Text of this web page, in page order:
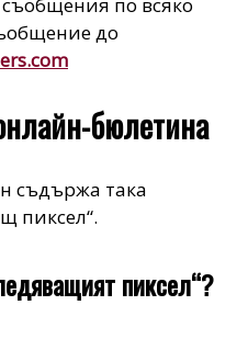
до
бюлетина
съдържа така
пиксел“.
пиксел“?